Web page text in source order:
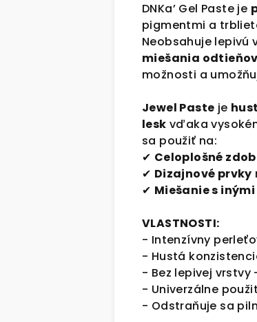
DNKa’ Gel Paste je
pigmentmi a
Neobsahuje lepivú
miešania
možnosti a
Jewel Paste je
lesk vďaka
sa použiť na:
✔ Celoplošné
✔ Dizajnové prvky
✔ Miešanie s
VLASTNOSTI:
- Intenzívny
- Hustá
- Bez lepivej
- Univerzálne
- Odstraňuje sa